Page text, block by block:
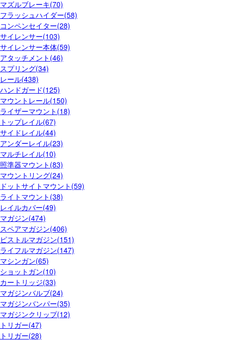
マズルブレーキ(70)
フラッシュハイダー(58)
コンペンセイター(28)
サイレンサー(103)
サイレンサー本体(59)
アタッチメント(46)
スプリング(34)
レール(438)
ハンドガード(125)
マウントレール(150)
ライザーマウント(18)
トップレイル(67)
サイドレイル(44)
アンダーレイル(23)
マルチレイル(10)
照準器マウント(83)
マウントリング(24)
ドットサイトマウント(59)
ライトマウント(38)
レイルカバー(49)
マガジン(474)
スペアマガジン(406)
ピストルマガジン(151)
ライフルマガジン(147)
マシンガン(65)
ショットガン(10)
カートリッジ(33)
マガジンバルブ(24)
マガジンバンパー(35)
マガジンクリップ(12)
トリガー(47)
トリガー(28)